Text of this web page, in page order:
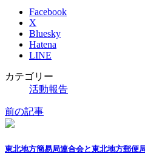
Facebook
X
Bluesky
Hatena
LINE
カテゴリー
活動報告
前の記事
東北地方簡易局連合会と東北地方郵便